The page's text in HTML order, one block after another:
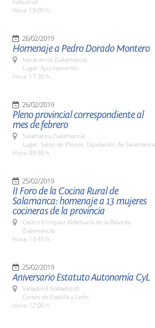
Industrial
Hora: 19:00 h.
26/02/2019
Homenaje a Pedro Dorado Montero
Navacarros (Salamanca)
Lugar: Ayuntamiento
Hora: 17:30 h.
26/02/2019
Pleno provincial correspondiente al
mes de febrero
Salamanca (Salamanca)
Lugar: Salón de Plenos. Diputación de Salamanca
Hora: 09:30 h.
25/02/2019
II Foro de la Cocina Rural de
Salamanca: homenaje a 13 mujeres
cocineras de la provincia
Castro Enriquez Aldehuela de la Bóveda
(Salamanca)
Hora: 13:45 h.
25/02/2019
Aniversario Estatuto Autonomía CyL
Valladolid (Valladolid)
Cortes de Castilla y León
Hora: 12:00 h.